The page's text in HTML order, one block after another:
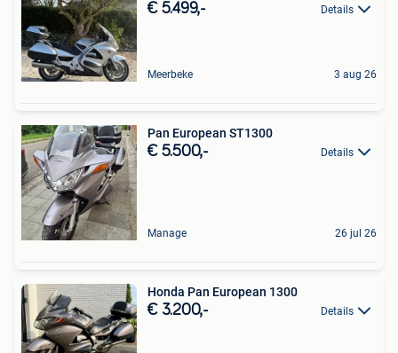
€ 5.499,- Details
Meerbeke 3 aug 26
Pan European ST1300
€ 5.500,- Details
Manage 26 jul 26
Honda Pan European 1300
€ 3.200,- Details